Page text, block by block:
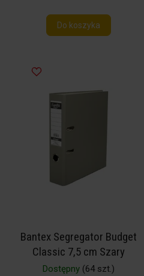
Do koszyka
Bantex Segregator Budget
Classic 7,5 cm Szary
Dostępny(64 szt.)